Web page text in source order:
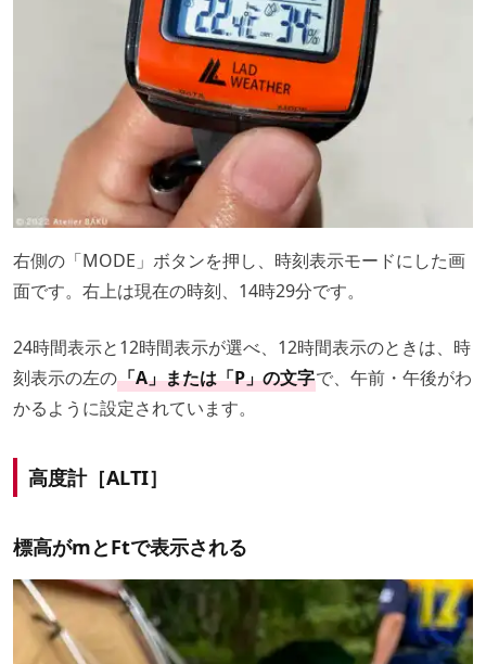
右側の「MODE」ボタンを押し、時刻表示モードにした画
面です。右上は現在の時刻、14時29分です。
24時間表示と12時間表示が選べ、12時間表示のときは、時
刻表示の左の「A」または「P」の文字で、午前・午後がわ
かるように設定されています。
高度計［ALTI］
標高がmとFtで表示される